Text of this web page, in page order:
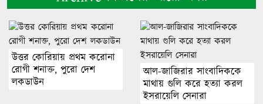
উত্তর কোরিয়ায় প্রথম করোনা
রোগী শনাক্ত, পুরো দেশ
লকডাউন
আল-জাজিরার সাংবাদিককে
মাথায় গুলি করে হত্যা করল
ইসরায়েলি সেনারা